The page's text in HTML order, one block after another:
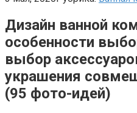
Дизайн ванной
особенности
выбор
украшения
(95 фото-идей)